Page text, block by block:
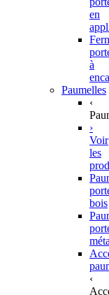
en
à
Paumelles
‹
›
Voir
les
bois
‹